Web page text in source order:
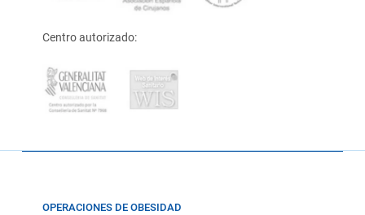
Centro autorizado:
OPERACIONES DE OBESIDAD